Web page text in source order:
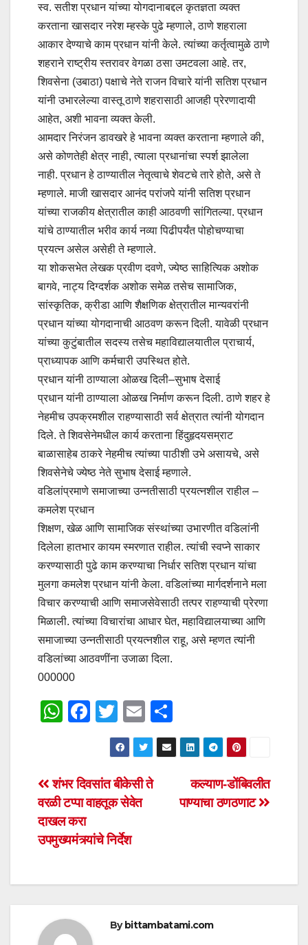
स्व. सतीश प्रधान यांच्या योगदानाबद्दल कृतज्ञता व्यक्त
करताना खासदार नरेश म्हस्के पुढे म्हणाले, ठाणे शहराला
आकार देण्याचे काम प्रधान यांनी केले. त्यांच्या कर्तृत्वामुळे ठाणे
शहराने राष्ट्रीय स्तरावर वेगळा ठसा उमटवला आहे. तर,
शिवसेना (उबाठा) पक्षाचे नेते राजन विचारे यांनी सतिश प्रधान
यांनी उभारलेल्या वास्तू ठाणे शहरासाठी आजही प्रेरणादायी
आहेत, अशी भावना व्यक्त केली.
आमदार निरंजन डावखरे हे भावना व्यक्त करताना म्हणाले की,
असे कोणतेही क्षेत्र नाही, त्याला प्रधानांचा स्पर्श झालेला
नाही. प्रधान हे ठाण्यातील नेतृत्वाचे शेवटचे तारे होते, असे ते
म्हणाले. माजी खासदार आनंद परांजपे यांनी सतिश प्रधान
यांच्या राजकीय क्षेत्रातील काही आठवणी सांगितल्या. प्रधान
यांचे ठाण्यातील भरीव कार्य नव्या पिढीपर्यंत पोहोचण्याचा
प्रयत्न असेल असेही ते म्हणाले.
या शोकसभेत लेखक प्रवीण दवणे, ज्येष्ठ साहित्यिक अशोक
बागवे, नाट्य दिग्दर्शक अशोक समेळ तसेच सामाजिक,
सांस्कृतिक, क्रीडा आणि शैक्षणिक क्षेत्रातील मान्यवरांनी
प्रधान यांच्या योगदानाची आठवण करून दिली. यावेळी प्रधान
यांच्या कुटुंबातील सदस्य तसेच महाविद्यालयातील प्राचार्य,
प्राध्यापक आणि कर्मचारी उपस्थित होते.
प्रधान यांनी ठाण्याला ओळख दिली–सुभाष देसाई
प्रधान यांनी ठाण्याला ओळख निर्माण करून दिली. ठाणे शहर हे
नेहमीच उपक्रमशील राहण्यासाठी सर्व क्षेत्रात त्यांनी योगदान
दिले. ते शिवसेनेमधील कार्य करताना हिंदुहृदयसम्राट
बाळासाहेब ठाकरे नेहमीच त्यांच्या पाठीशी उभे असायचे, असे
शिवसेनेचे ज्येष्ठ नेते सुभाष देसाई म्हणाले.
वडिलांप्रमाणे समाजाच्या उन्नतीसाठी प्रयत्नशील राहील –
कमलेश प्रधान
शिक्षण, खेळ आणि सामाजिक संस्थांच्या उभारणीत वडिलांनी
दिलेला हातभार कायम स्मरणात राहील. त्यांची स्वप्ने साकार
करण्यासाठी पुढे काम करण्याचा निर्धार सतिश प्रधान यांचा
मुलगा कमलेश प्रधान यांनी केला. वडिलांच्या मार्गदर्शनाने मला
विचार करण्याची आणि समाजसेवेसाठी तत्पर राहण्याची प्रेरणा
मिळाली. त्यांच्या विचारांचा आधार घेत, महाविद्यालयाच्या आणि
समाजाच्या उन्नतीसाठी प्रयत्नशील राहू, असे म्हणत त्यांनी
वडिलांच्या आठवणींना उजाळा दिला.
000000
W
s
A
p
p
F
e
b
o
T
wi
tt
er
E
m
ail
h
ar
Post
navigation
कल्याण-डोंबिवलीत
पाण्याचा ठणठणाट
शंभर दिवसांत बीकेसी ते
वरळी टप्पा वाहतूक सेवेत
दाखल करा
उपमुख्यमंत्र्यांचे निर्देश
Bybittambatami.com